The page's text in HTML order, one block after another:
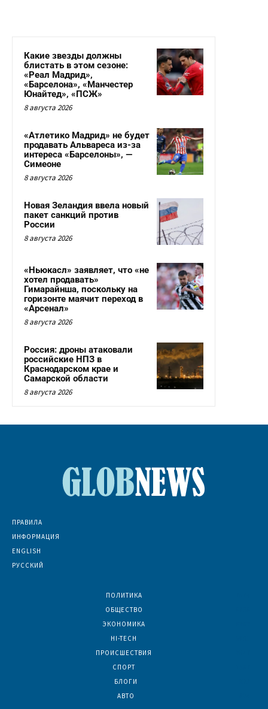
Какие звезды должны
блистать в этом сезоне:
«Реал Мадрид»,
«Барселона», «Манчестер
Юнайтед», «ПСЖ»
8 августа 2026
«Атлетико Мадрид» не будет
продавать Альвареса из-за
интереса «Барселоны», —
Симеоне
8 августа 2026
Новая Зеландия ввела новый
пакет санкций против
России
8 августа 2026
«Ньюкасл» заявляет, что «не
хотел продавать»
Гимарайнша, поскольку на
горизонте маячит переход в
«Арсенал»
8 августа 2026
Россия: дроны атаковали
российские НПЗ в
Краснодарском крае и
Самарской области
8 августа 2026
ПРАВИЛА
ИНФОРМАЦИЯ
ENGLISH
РУССКИЙ
ПОЛИТИКА
ОБЩЕСТВО
ЭКОНОМИКА
HI-TECH
ПРОИСШЕСТВИЯ
СПОРТ
БЛОГИ
АВТО